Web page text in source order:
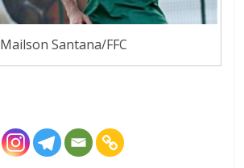
Mailson Santana/FFC